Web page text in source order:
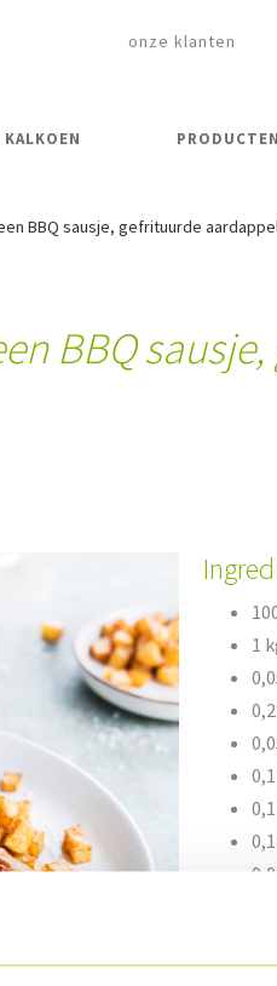
onze klanten
BBQ sausje, gefrituurde
BBQ
1